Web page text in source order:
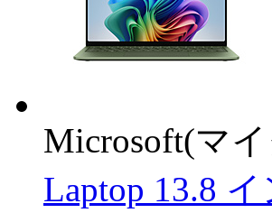
Microsoft(マ
Laptop 13.8